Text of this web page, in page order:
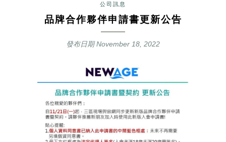
公司訊息
品牌合作夥伴申請書更新公告
發布日期November 18, 2022